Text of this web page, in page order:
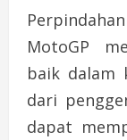
MotoGP
baik dalam
dari
dapat